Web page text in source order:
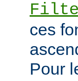
ces
Pour